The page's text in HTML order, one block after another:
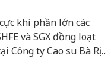
khi phần lớn các
và SGX đồng loạt
ty Cao su Bà Rịa